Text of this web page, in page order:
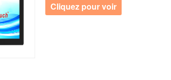
Cliquez pour voir